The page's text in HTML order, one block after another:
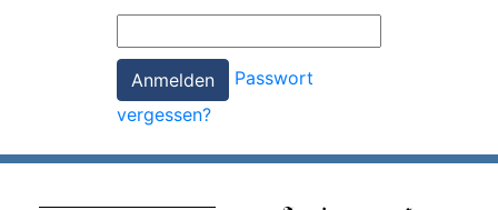
Passwort
vergessen?